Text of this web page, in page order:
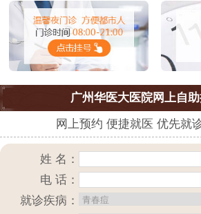
广州华医大医院网上自
网上预约 便捷就医 优先就
姓 名：
电 话：
就诊疾病：